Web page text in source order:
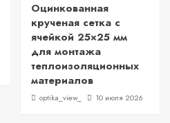
Оцинкованная
крученая сетка с
ячейкой 25×25 мм
для монтажа
теплоизоляционных
материалов
optika_view_ 10 июля 2026